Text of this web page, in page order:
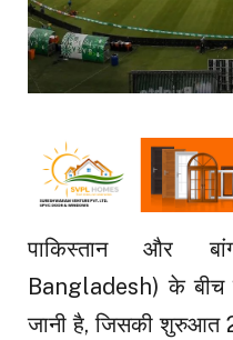
पाकिस्तान और
Bangladesh) के बीच
जानी है, जिसकी शुरुआत